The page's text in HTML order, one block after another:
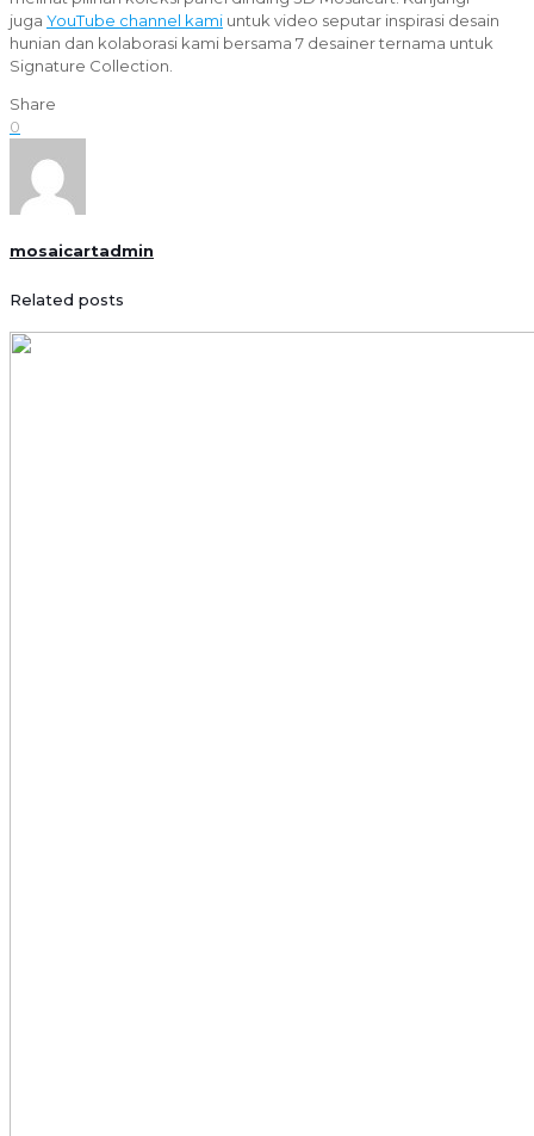
juga YouTube channel kami untuk video seputar inspirasi desain
hunian dan kolaborasi kami bersama 7 desainer ternama untuk
Signature Collection.
Share
0
mosaicartadmin
Related posts